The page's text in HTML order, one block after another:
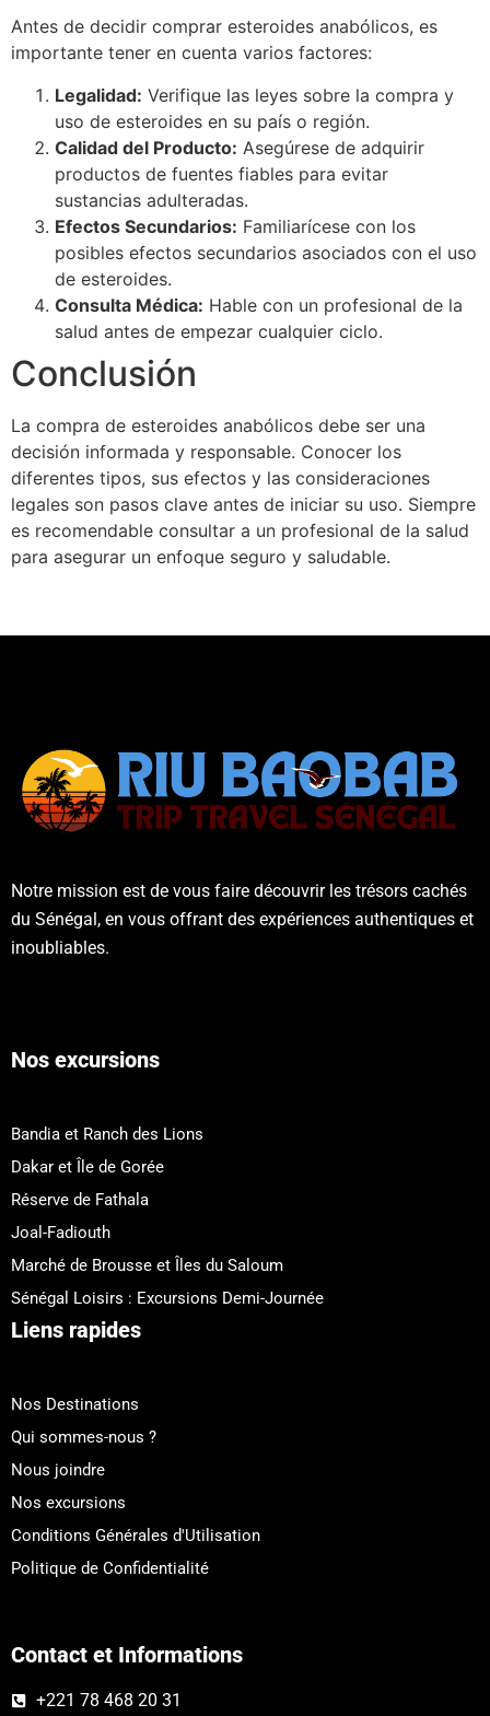
Antes de decidir comprar esteroides anabólicos, es
importante tener en cuenta varios factores:
Legalidad: Verifique las leyes sobre la compra y
uso de esteroides en su país o región.
Calidad del Producto: Asegúrese de adquirir
productos de fuentes fiables para evitar
sustancias adulteradas.
Efectos Secundarios: Familiarícese con los
posibles efectos secundarios asociados con el uso
de esteroides.
Consulta Médica: Hable con un profesional de la
salud antes de empezar cualquier ciclo.
Conclusión
La compra de esteroides anabólicos debe ser una
decisión informada y responsable. Conocer los
diferentes tipos, sus efectos y las consideraciones
legales son pasos clave antes de iniciar su uso. Siempre
es recomendable consultar a un profesional de la salud
para asegurar un enfoque seguro y saludable.
Notre mission est de vous faire découvrir les trésors cachés
du Sénégal, en vous offrant des expériences authentiques et
inoubliables.
Nos excursions
Bandia et Ranch des Lions
Dakar et Île de Gorée
Réserve de Fathala
Joal-Fadiouth
Marché de Brousse et Îles du Saloum
Sénégal Loisirs : Excursions Demi-Journée
Liens rapides
Nos Destinations
Qui sommes-nous ?
Nous joindre
Nos excursions
Conditions Générales d'Utilisation
Politique de Confidentialité
Contact et Informations
+221 78 468 20 31